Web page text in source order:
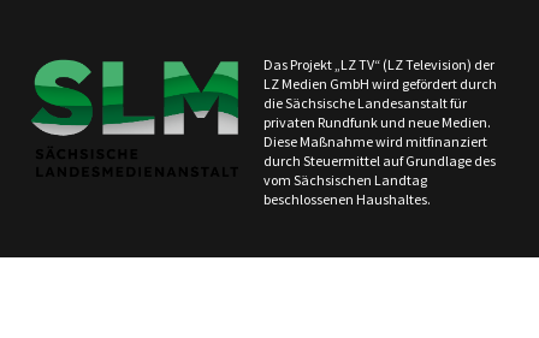
Das Projekt „LZ TV“ (LZ Television) der
LZ Medien GmbH wird gefördert durch
die Sächsische Landesanstalt für
privaten Rundfunk und neue Medien.
Diese Maßnahme wird mitfinanziert
durch Steuermittel auf Grundlage des
vom Sächsischen Landtag
beschlossenen Haushaltes.